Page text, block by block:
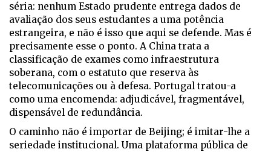
séria: nenhum Estado prudente entrega dados de
avaliação dos seus estudantes a uma potência
estrangeira, e não é isso que aqui se defende. Mas é
precisamente esse o ponto. A China trata a
classificação de exames como infraestrutura
soberana, com o estatuto que reserva às
telecomunicações ou à defesa. Portugal tratou-a
como uma encomenda: adjudicável, fragmentável,
dispensável de redundância.
O caminho não é importar de Beijing; é imitar-lhe a
seriedade institucional. Uma plataforma pública de